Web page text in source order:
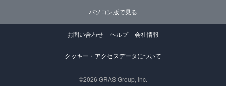
パソコン版で見る
お問い合わせ ヘルプ 会社情報
クッキー・アクセスデータについて
©2026 GRAS Group, Inc.